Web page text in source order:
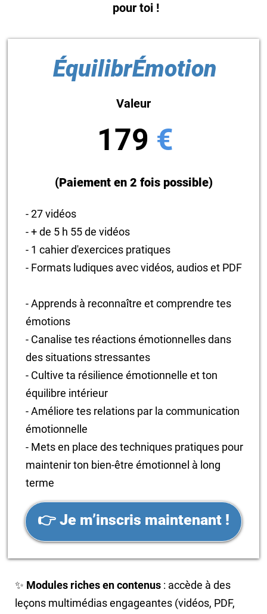
pour toi !
ÉquilibrÉmotion
Valeur
179 €
(Paiement en 2 fois possible)
- 27 vidéos
- + de 5 h 55 de vidéos
- 1 cahier d'exercices pratiques
- Formats ludiques avec vidéos, audios et PDF
- Apprends à reconnaître et comprendre tes
émotions
- Canalise tes réactions émotionnelles dans
des situations stressantes
- Cultive ta résilience émotionnelle et ton
équilibre intérieur
- Améliore tes relations par la communication
émotionnelle
- Mets en place des techniques pratiques pour
maintenir ton bien-être émotionnel à long
terme
👉 Je m’inscris maintenant !
✨ Modules riches en contenus : accède à des
leçons multimédias engageantes (vidéos, PDF,